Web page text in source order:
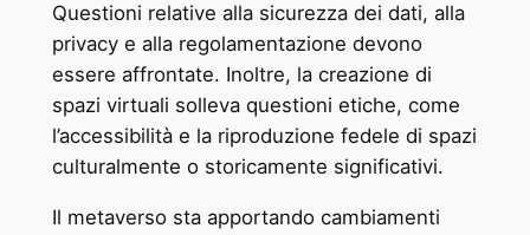
Questioni relative alla sicurezza dei dati, alla
privacy e alla regolamentazione devono
essere affrontate. Inoltre, la creazione di
spazi virtuali solleva questioni etiche, come
l’accessibilità e la riproduzione fedele di spazi
culturalmente o storicamente significativi.
Il metaverso sta apportando cambiamenti